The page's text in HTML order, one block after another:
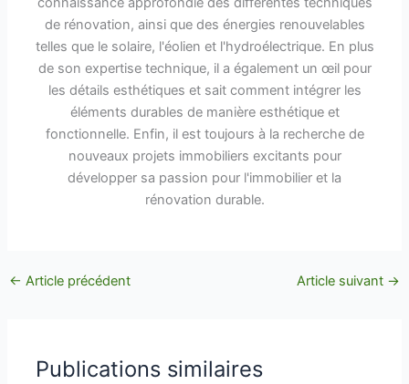
de rénovation, ainsi que des énergies renouvelables
telles que le solaire, l'éolien et l'hydroélectrique. En plus
de son expertise technique, il a également un œil pour
les détails esthétiques et sait comment intégrer les
éléments durables de manière esthétique et
fonctionnelle. Enfin, il est toujours à la recherche de
nouveaux projets immobiliers excitants pour
développer sa passion pour l'immobilier et la
rénovation durable.
← Article précédent Article suivant →
Publications similaires